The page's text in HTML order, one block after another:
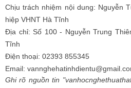
Chịu trách nhiệm nội dung: Nguyễn
hiệp VHNT Hà Tĩnh
Địa chỉ: Số 100 - Nguyễn Trung
Tĩnh
Điện thoại: 02393 855345
Email:
Ghi rõ nguồn tin